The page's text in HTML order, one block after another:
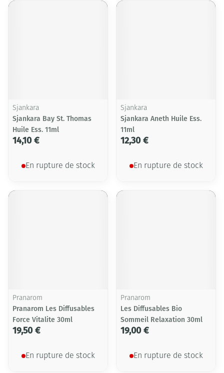
Sjankara
Sjankara Bay St. Thomas
Huile Ess. 11ml
14,10 €
En rupture de stock
Sjankara
Sjankara Aneth Huile Ess.
11ml
12,30 €
En rupture de stock
Pranarom
Pranarom Les Diffusables
Force Vitalite 30ml
19,50 €
En rupture de stock
Pranarom
Les Diffusables Bio
Sommeil Relaxation 30ml
19,00 €
En rupture de stock